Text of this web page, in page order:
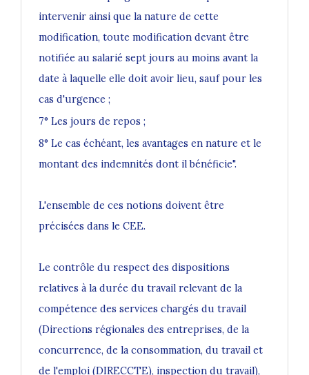
intervenir ainsi que la nature de cette
modification, toute modification devant être
notifiée au salarié sept jours au moins avant la
date à laquelle elle doit avoir lieu, sauf pour les
cas d'urgence ;
7° Les jours de repos ;
8° Le cas échéant, les avantages en nature et le
montant des indemnités dont il bénéficie".
L'ensemble de ces notions doivent être
précisées dans le CEE.
Le contrôle du respect des dispositions
relatives à la durée du travail relevant de la
compétence des services chargés du travail
(Directions régionales des entreprises, de la
concurrence, de la consommation, du travail et
de l'emploi (DIRECCTE), inspection du travail),